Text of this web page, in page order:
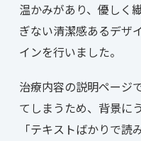
温かみがあり、優しく
ぎない清潔感あるデザ
インを行いました。
治療内容の説明ページ
てしまうため、背景に
「テキストばかりで